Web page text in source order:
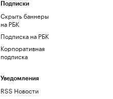
Подписки
Скрыть баннеры
на РБК
Подписка на РБК
Корпоративная
подписка
Уведомления
RSS Новости